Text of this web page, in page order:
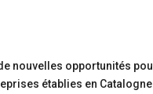
nouvelles opportunités
établies en